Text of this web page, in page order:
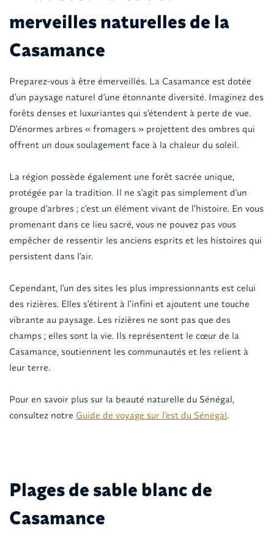
merveilles naturelles de la
Casamance
Preparez-vous à être émerveillés. La Casamance est dotée
d'un paysage naturel d'une étonnante diversité. Imaginez des
forêts denses et luxuriantes qui s'étendent à perte de vue.
D'énormes arbres « fromagers » projettent des ombres qui
offrent un doux soulagement face à la chaleur du soleil.
La région possède également une forêt sacrée unique,
protégée par la tradition. Il ne s'agit pas simplement d'un
groupe d'arbres ; c'est un élément vivant de l'histoire. En vous
promenant dans ce lieu sacré, vous ne pouvez pas vous
empêcher de ressentir les anciens esprits et les histoires qui
persistent dans l'air.
Cependant, l'un des sites les plus impressionnants est celui
des rizières. Elles s'étirent à l'infini et ajoutent une touche
vibrante au paysage. Les rizières ne sont pas que des
champs ; elles sont la vie. Ils représentent le cœur de la
Casamance, soutiennent les communautés et les relient à
leur terre.
Pour en savoir plus sur la beauté naturelle du Sénégal,
consultez notre Guide de voyage sur l'est du Sénégal.
Plages de sable blanc de
Casamance